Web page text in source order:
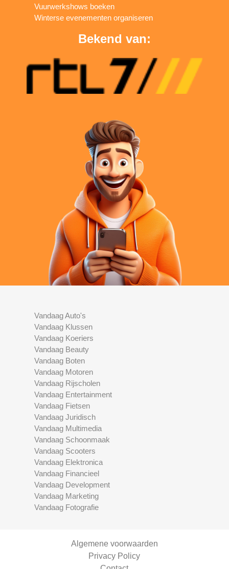
Vuurwerkshows boeken
Winterse evenementen organiseren
Bekend van:
Vandaag Auto's
Vandaag Klussen
Vandaag Koeriers
Vandaag Beauty
Vandaag Boten
Vandaag Motoren
Vandaag Rijscholen
Vandaag Entertainment
Vandaag Fietsen
Vandaag Juridisch
Vandaag Multimedia
Vandaag Schoonmaak
Vandaag Scooters
Vandaag Elektronica
Vandaag Financieel
Vandaag Development
Vandaag Marketing
Vandaag Fotografie
Algemene voorwaarden
Privacy Policy